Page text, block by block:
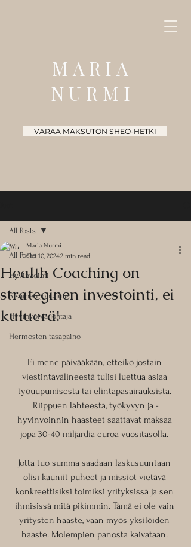
MARIA
NURMI
VARAA MAKSUTON SHEO-HETKI
All Posts
Hyvinvointi
Sisäinen johtajuus
Hyvinvoiva johtaja
Hermoston tasapaino
All Posts
Health Coaching on
strateginen investointi, ei
kuluerä!
Maria Nurmi
Oct 10, 20242 min read
Ei mene päivääkään, etteikö jostain
viestintävälineestä tulisi luettua asiaa
työuupumisesta tai elintapasairauksista.
Riippuen lähteestä, työkyvyn ja -
hyvinvoinnin haasteet saattavat maksaa
jopa 30-40 miljardia euroa vuositasolla.
Jotta tuo summa saadaan laskusuuntaan
olisi kauniit puheet ja missiot vietävä
konkreettisiksi toimiksi yrityksissä ja sen
ihmisissä mitä pikimmin. Tämä ei ole vain
yritysten haaste, vaan myös yksilöiden
haaste. Molempien panosta kaivataan.